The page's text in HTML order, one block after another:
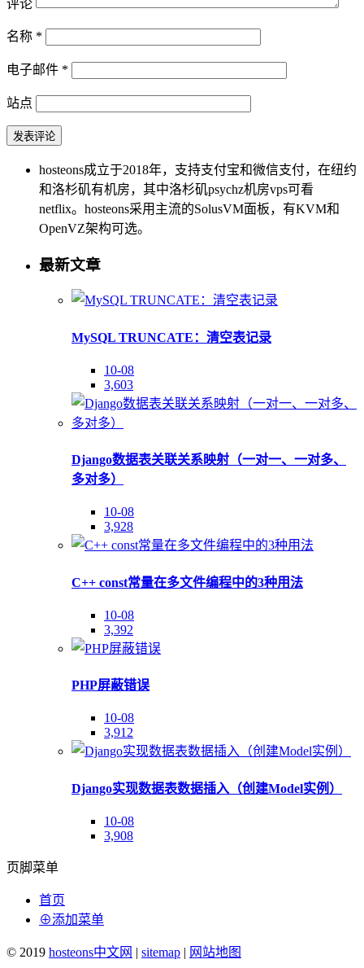
评论
名称 *
电子邮件 *
站点
hosteons成立于2018年，支持支付宝和微信支付，在纽约
和洛杉矶有机房，其中洛杉矶psychz机房vps可看
netflix。hosteons采用主流的SolusVM面板，有KVM和
OpenVZ架构可选。
最新文章
MySQL TRUNCATE：清空表记录
10-08
3,603
Django数据表关联关系映射（一对一、一对多、
多对多）
10-08
3,928
C++ const常量在多文件编程中的3种用法
10-08
3,392
PHP屏蔽错误
10-08
3,912
Django实现数据表数据插入（创建Model实例）
10-08
3,908
页脚菜单
首页
⊕添加菜单
© 2019 hosteons中文网 | sitemap | 网站地图